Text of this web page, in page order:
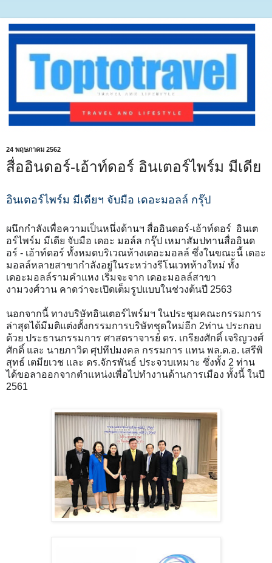
24 พฤษภาคม 2562
สื่ออินดอร์-เอ้าท์ดอร์ อินเตอร์ไพร์ม มีเดีย
อินเตอร์ไพร์ม มีเดียฯ จับมือ เดอะมอลล์ กรุ๊ป
ผนึกกำลังเพื่อความเป็นหนึ่งด้านฯ สื่ออินดอร์-เอ้าท์ดอร์ อินเต
อร์ไพร์ม มีเดีย จับมือ เดอะ มอล์ล กรุ๊ป เหมาสัมปทานสื่ออินด
อร์ - เอ้าท์ดอร์ ทั้งหมดบริเวณห้างเดอะมอลล์ ซึ่งในขณะนี้ เดอะ
มอลล์หลายสาขากำลังอยู่ในระหว่างรีโนเวทห้างใหม่ ทั้ง
เดอะมอลล์รามคำแหง เริ่มจะจาก เดอะมอลล์สาขา
งามวงศ์วาน คาดว่าจะเปิดเต็มรูปแบบในช่วงต้นปี 2563
นอกจากนี้ ทางบริษัทอินเตอร์ไพร์มฯ ในประชุมคณะกรรมการ
ล่าสุดได้มีมติแต่งตั้งกรรมการบริษัทชุดใหม่อีก 2ท่าน ประกอบ
ด้วย ประธานกรรมการ ศาสตราจารย์ ดร. เกรียงศักดิ์ เจริญวงศ์
ศักดิ์ และ นายภาวิต ศุปทีปมงคล กรรมการ แทน พล.ต.อ. เสรีพิ
สุทธ์ เตมียเวช และ ดร.จักรพันธ์ ประจวบเหมาะ ซึ่งทั้ง 2 ท่าน
ได้ขอลาออกจากตำแหน่งเพื่อไปทำงานด้านการเมือง ทั้งนี้ ในปี
2561